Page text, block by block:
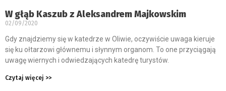
W głąb Kaszub z Aleksandrem Majkowskim
02/09/2020
Gdy znajdziemy się w katedrze w Oliwie, oczywiście uwaga kieruje
się ku ołtarzowi głównemu i słynnym organom. To one przyciągają
uwagę wiernych i odwiedzających katedrę turystów.
Czytaj więcej >>